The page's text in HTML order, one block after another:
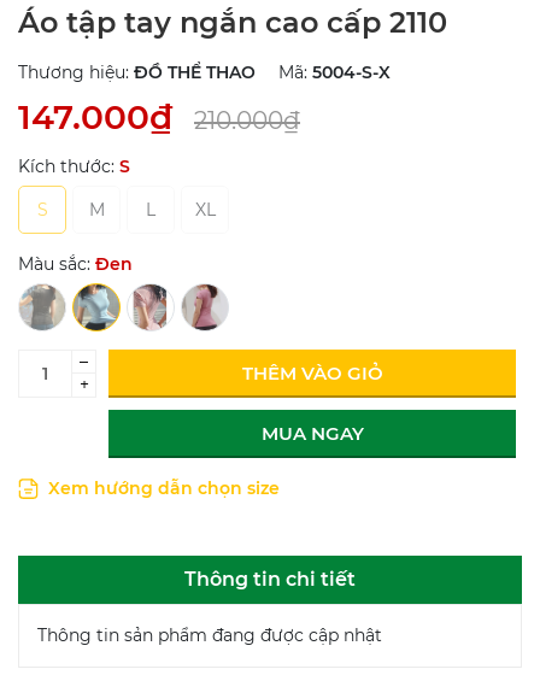
Áo tập tay ngắn cao cấp 2110
Thương hiệu: ĐỒ THỂ THAO Mã: 5004-S-X
147.000₫ 210.000₫
Kích thước: S
S
M L XL
Màu sắc: Đen
–
+
THÊM VÀO GIỎ
MUA NGAY
Xem hướng dẫn chọn size
Thông tin chi tiết
Thông tin sản phẩm đang được cập nhật